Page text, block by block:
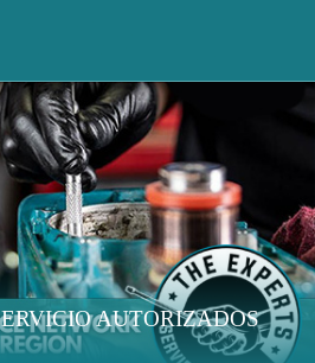
AUTORIZADOS